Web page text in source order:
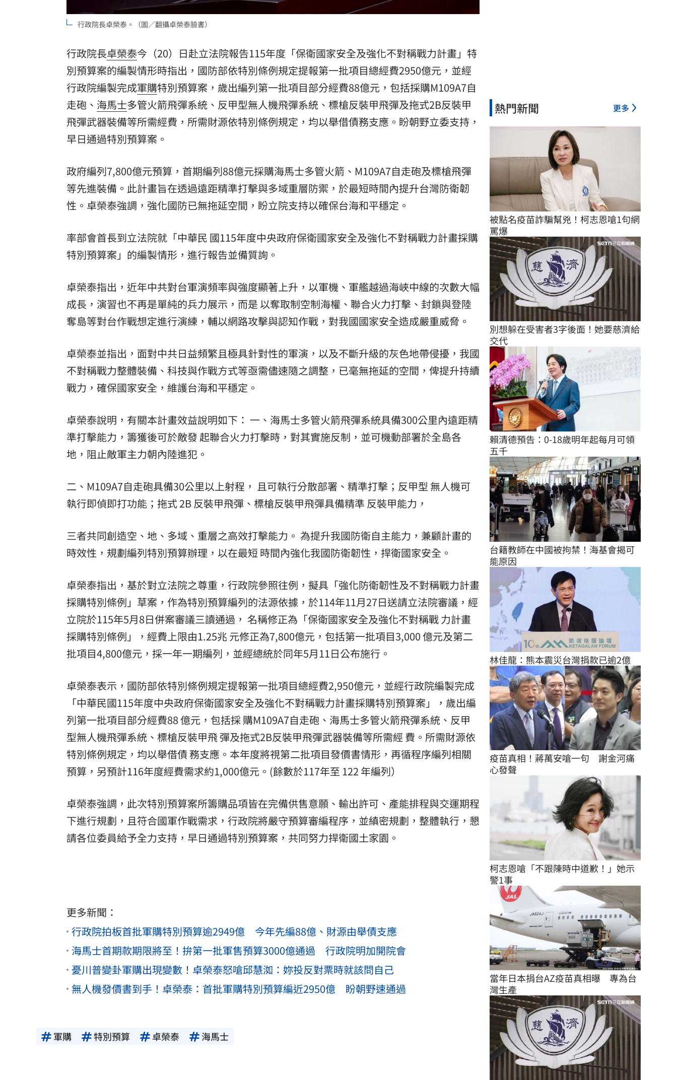
行政院長卓榮泰。（圖／翻攝卓榮泰臉書）
行政院長卓榮泰今（20）日赴立法院報告115年度「保衛國家安全及強化不對稱戰力計畫」 特
別預算案的編製情形時指出，國防部依特別條例規定提報第一批項目總經費2950億元，並經
行政院編製完成軍購特別預算案，歲出編列第一批項目部分經費88億元，包括採購M109A7自
走砲、 海馬士多管火箭飛彈系統、反甲型無人機飛彈系統、標槍反裝甲飛彈及拖式2B反裝甲
飛彈武器裝備等所需經費，所需財源依特別條例規定，均以舉借債務支應。盼朝野立委支持，
早日通過特別預算案。
政府編列7,800億元預算，首期編列88億元採購海馬士多管火箭、M109A7自走砲及標槍飛彈
等先進裝備。此計畫旨在透過遠距精準打擊與多域重層防禦，於最短時間內提升台灣防衛韌
性。卓榮泰強調，強化國防已無拖延空間，盼立院支持以確保台海和平穩定。
率部會首長到立法院就「中華民 國115年度中央政府保衛國家安全及強化不對稱戰力計畫採購
特別預算案」的編製情形，進行報告並備質詢。
卓榮泰指出，近年中共對台軍演頻率與強度顯著上升，以軍機、軍艦越過海峽中線的次數大幅
成長，演習也不再是單純的兵力展示，而是 以奪取制空制海權、聯合火力打擊、封鎖與登陸
奪島等對台作戰想定進行演練，輔以網路攻擊與認知作戰，對我國國家安全造成嚴重威脅。
卓榮泰並指出，面對中共日益頻繁且極具針對性的軍演，以及不斷升級的灰色地帶侵擾，我國
不對稱戰力整體裝備、科技與作戰方式等亟需儘速隨之調整，已毫無拖延的空間，俾提升持續
戰力，確保國家安全，維護台海和平穩定。
卓榮泰說明，有關本計畫效益說明如下： 一、海馬士多管火箭飛彈系統具備300公里內遠距精
準打擊能力，籌獲後可於敵發 起聯合火力打擊時，對其實施反制，並可機動部署於全島各
地，阻止敵軍主力朝內陸進犯。
二、M109A7自走砲具備30公里以上射程， 且可執行分散部署、精準打擊；反甲型 無人機可
執行即偵即打功能；拖式 2B 反裝甲飛彈、標槍反裝甲飛彈具備精準 反裝甲能力，
三者共同創造空、地、多域、重層之高效打擊能力。 為提升我國防衛自主能力，兼顧計畫的
時效性，規劃編列特別預算辦理，以在最短 時間內強化我國防衛韌性，捍衛國家安全。
卓榮泰指出，基於對立法院之尊重，行政院參照往例，擬具「強化防衛韌性及不對稱戰力計畫
採購特別條例」草案，作為特別預算編列的法源依據，於114年11月27日送請立法院審議，經
立院於115年5月8日併案審議三讀通過， 名稱修正為「保衛國家安全及強化不對稱戰 力計畫
採購特別條例」，經費上限由1.25兆 元修正為7,800億元，包括第一批項目3,000 億元及第二
批項目4,800億元，採一年一期編列，並經總統於同年5月11日公布施行。
卓榮泰表示，國防部依特別條例規定提報第一批項目總經費2,950億元，並經行政院編製完成
「中華民國115年度中央政府保衛國家安全及強化不對稱戰力計畫採購特別預算案」，歲出編
列第一批項目部分經費88 億元，包括採 購M109A7自走砲、海馬士多管火箭飛彈系統、反甲
型無人機飛彈系統、標槍反裝甲飛 彈及拖式2B反裝甲飛彈武器裝備等所需經 費。所需財源依
特別條例規定，均以舉借債 務支應。本年度將視第二批項目發價書情形，再循程序編列相關
預算，另預計116年度經費需求約1,000億元。(餘數於117年至 122 年編列）
卓榮泰強調，此次特別預算案所籌購品項皆在完備供售意願、輸出許可、產能排程與交運期程
下進行規劃，且符合國軍作戰需求，行政院將嚴守預算審編程序，並縝密規劃，整體執行，懇
請各位委員給予全力支持，早日通過特別預算案，共同努力捍衛國土家園。
更多新聞：
行政院拍板首批軍購特別預算逾2949億 今年先編88億、財源由舉債支應
海馬士首期款期限將至！拚第一批軍售預算3000億通過 行政院明加開院會
憂川普變卦軍購出現變數！卓榮泰怒嗆邱慧洳：妳投反對票時就該問自己
無人機發價書到手！卓榮泰：首批軍購特別預算編近2950億 盼朝野速通過
軍購 特別預算 卓榮泰 海馬士
熱門新聞 更多
被點名疫苗詐騙幫兇！柯志恩嗆1句網
罵爆
別想躲在受害者3字後面！她要慈濟給
交代
賴清德預告：0-18歲明年起每月可領
五千
台籍教師在中國被拘禁！海基會揭可
能原因
林佳龍：熊本震災台灣捐款已逾2億
疫苗真相！蔣萬安嗆一句　謝金河痛
心發聲
柯志恩嗆「不跟陳時中道歉！」她示
警1事
當年日本捐台AZ疫苗真相曝　專為台
灣生產